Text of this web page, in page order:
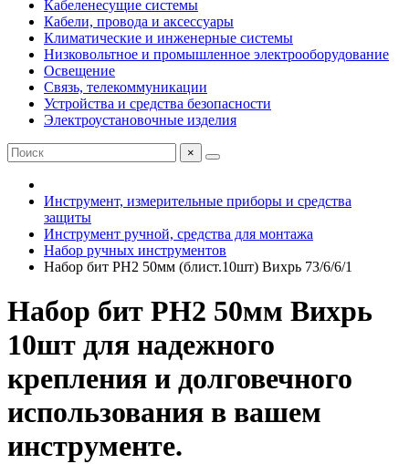
Кабеленесущие системы
Кабели, провода и аксессуары
Климатические и инженерные системы
Низковольтное и промышленное электрооборудование
Освещение
Связь, телекоммуникации
Устройства и средства безопасности
Электроустановочные изделия
×
Инструмент, измерительные приборы и средства
защиты
Инструмент ручной, средства для монтажа
Набор ручных инструментов
Набор бит PH2 50мм (блист.10шт) Вихрь 73/6/6/1
Набор бит PH2 50мм Вихрь
10шт для надежного
крепления и долговечного
использования в вашем
инструменте.